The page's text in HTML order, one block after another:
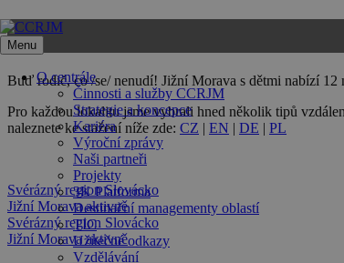
Přeskočit
na
obsah
Menu
O centrále
Činnosti a služby CCRJM
Strategie a koncepce
Kariéra
Výroční zprávy
Naši partneři
Projekty
3K Platforma
Destinační managementy oblastí
TIC
Užitečné odkazy
Vzdělávání
Buď rodič, co /se/ nenudí! Jižní Morava s dětmi nabízí 12
Pro každou lokalitu jsme vybrali hned několik tipů
naleznete ke stažení níže zde: CZ | EN | DE | PL
Svérázný region Slovácko
Jižní Morava aktivně
Svérázný region Slovácko
Jižní Morava aktivně